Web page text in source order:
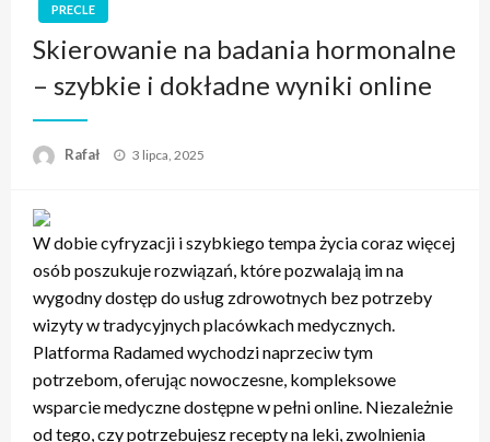
PRECLE
Skierowanie na badania hormonalne
– szybkie i dokładne wyniki online
Rafał
Opublikowane
3 lipca, 2025
W dobie cyfryzacji i szybkiego tempa życia coraz więcej
osób poszukuje rozwiązań, które pozwalają im na
wygodny dostęp do usług zdrowotnych bez potrzeby
wizyty w tradycyjnych placówkach medycznych.
Platforma Radamed wychodzi naprzeciw tym
potrzebom, oferując nowoczesne, kompleksowe
wsparcie medyczne dostępne w pełni online. Niezależnie
od tego, czy potrzebujesz recepty na leki, zwolnienia